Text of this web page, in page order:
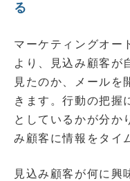
る
マーケティングオー
より、見込み顧客が
見たのか、メールを
きます。行動の把握
としているかが分か
み顧客に情報をタイ
見込み顧客が何に興